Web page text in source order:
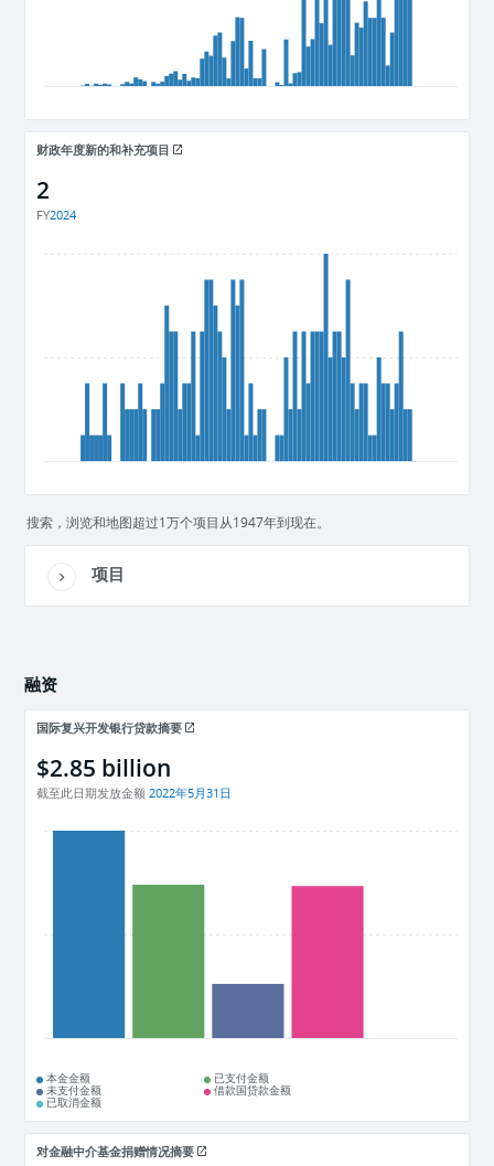
财政年度新的和补充项目
2
FY2024
搜索，浏览和地图超过1万个项目从1947年到现在。
项目
融资
国际复兴开发银行贷款摘要
$2.85 billion
截至此日期发放金额 2022年5月31日
本金金额
已支付金额
未支付金额
借款国贷款金额
已取消金额
对金融中介基金捐赠情况摘要